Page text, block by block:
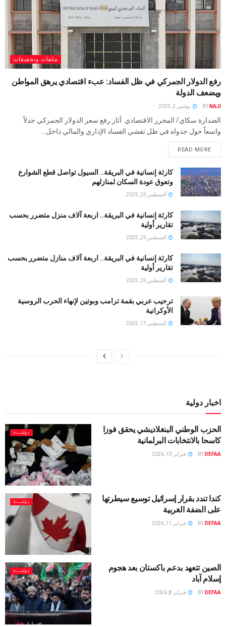
ملفات وتحقيقات
رفع الدولار الجمركي في ظل الفساد: عبء اقتصادي يرهق المواطن
ويضعف الدولة
BY NAJI نوفمبر 2, 2025
الصدارة سكاي/ المحرر الاقتصادي أثار رفع سعر الدولار الجمركي جدلاً
واسعاً حول جدواه في ظل تفشي الفساد الإداري والمالي داخل...
READ MORE
كارثة إنسانية في البريقة.. السيول تواصل قطع الشوارع
وتعوق عودة السكان لمنازلهم
أغسطس 25, 2025
كارثة إنسانية في البريقة.. اربعة آلاف منزل متضرر بحسب
تقارير أولية
أغسطس 25, 2025
كارثة إنسانية في البريقة.. اربعة آلاف منازل متضرر بحسب
تقارير أولية
أغسطس 25, 2025
ترحيب عربي بقمة ترامب وبوتين لإنهاء الحرب الروسية
الأوكرانية
أغسطس 17, 2025
اخبار دولية
دوليــــة
الحزب الوطني البنغلاديشي يحقق فوزا
كاسحا بالانتخابات البرلمانية
BY DEFAA فبراير 13, 2026
دوليــــة
كندا تندد بقرار إسرائيل توسيع سيطرتها
على الضفة الغربية
BY DEFAA فبراير 11, 2026
دوليــــة
الصين تتعهد بدعم باكستان بعد هجوم
إسلام آباد
BY DEFAA فبراير 8, 2026